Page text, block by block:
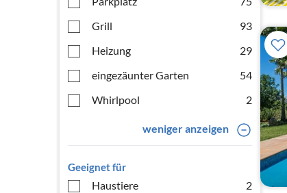
Grill
93
Heizung
29
eingezäunter Garten
54
Whirlpool
2
weniger anzeigen
Geeignet für
Haustiere
2